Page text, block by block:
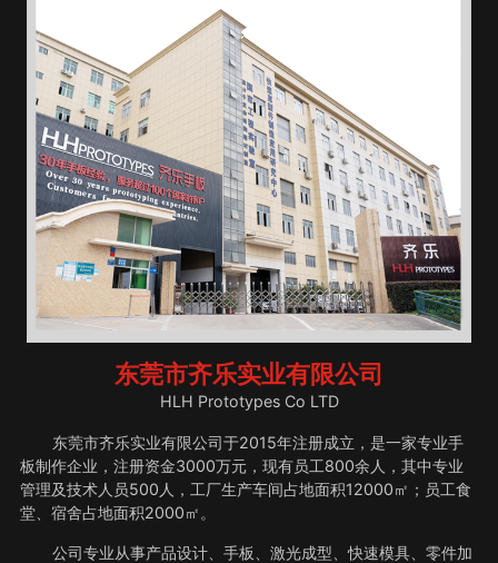
东莞市齐乐实业有限公司
HLH Prototypes Co LTD
东莞市齐乐实业有限公司于2015年注册成立，是一家专业手
板制作企业，注册资金3000万元，现有员工800余人，其中专业
管理及技术人员500人，工厂生产车间占地面积12000㎡；员工食
堂、宿舍占地面积2000㎡。
公司专业从事产品设计、手板、激光成型、快速模具、零件加